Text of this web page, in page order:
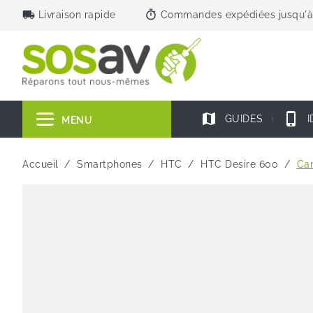
local_shipping Livraison rapide timer Commandes expédiées
MENU map GUIDES phone_iphone
Accueil Smartphones HTC HTC Desire 600